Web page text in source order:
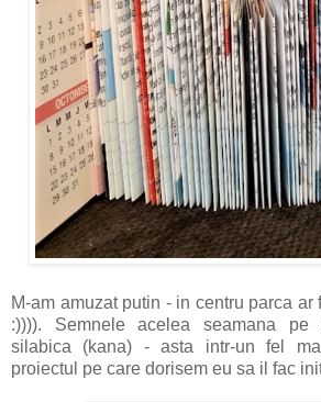
M-am amuzat putin - in centru parca
:)))). Semnele acelea seamana pe
silabica (kana) - asta intr-un fel
proiectul pe care dorisem eu sa il fac